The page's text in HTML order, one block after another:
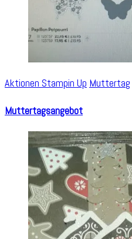
Aktionen Stampin Up Muttertag
Muttertagsangebot